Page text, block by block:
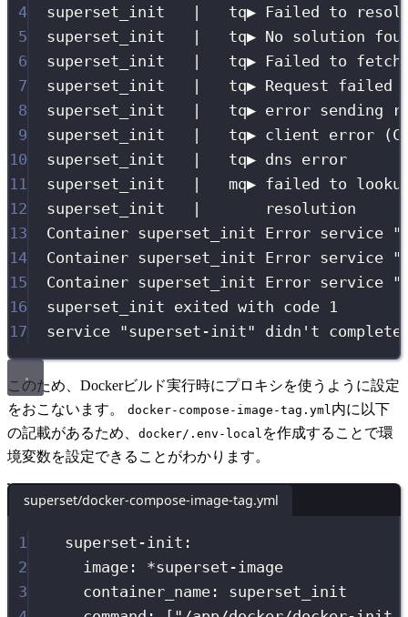
4
superset_init   |   tq▶ Failed to
5
superset_init   |   tq▶ No solution
6
superset_init   |   tq▶ Failed to
7
superset_init   |   tq▶ Request failed
8
superset_init   |   tq▶ error sending
9
superset_init   |   tq▶ client error
10
superset_init   |   tq▶ dns error
11
superset_init   |   mq▶ failed to lookup
12
superset_init   |       resolution
13
Container superset_init Error service
14
Container superset_init Error service
15
Container superset_init Error service
16
superset_init exited with code 1
17
service "superset-init" didn't
このため、Dockerビルド実行時にプロキシを使うように設定
をおこないます。 docker-compose-image-tag.yml内に以下
の記載があるため、 docker/.env-local を作成することで環
境変数を設定できることがわかります。
superset/docker-compose-image-tag.yml
1 superset-init :
2
image : *superset-image
3
container_name :
superset_init